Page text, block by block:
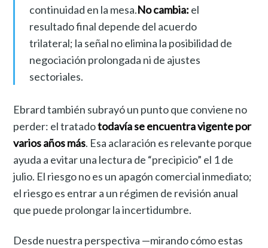
continuidad en la mesa.No cambia: el
resultado final depende del acuerdo
trilateral; la señal no elimina la posibilidad de
negociación prolongada ni de ajustes
sectoriales.
Ebrard también subrayó un punto que conviene no
perder: el tratadotodavía se encuentra vigente por
varios años más. Esa aclaración es relevante porque
ayuda a evitar una lectura de “precipicio” el 1 de
julio. El riesgo no es un apagón comercial inmediato;
el riesgo es entrar a un régimen de revisión anual
que puede prolongar la incertidumbre.
Desde nuestra perspectiva —mirando cómo estas